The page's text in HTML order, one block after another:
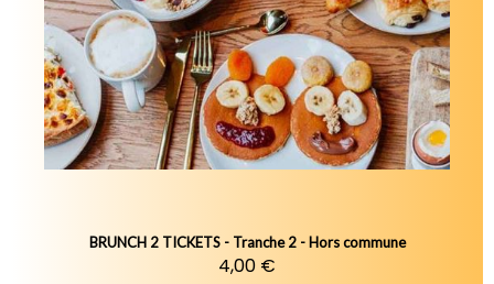
BRUNCH 2 TICKETS - Tranche 2 - Hors commune
4,00 €